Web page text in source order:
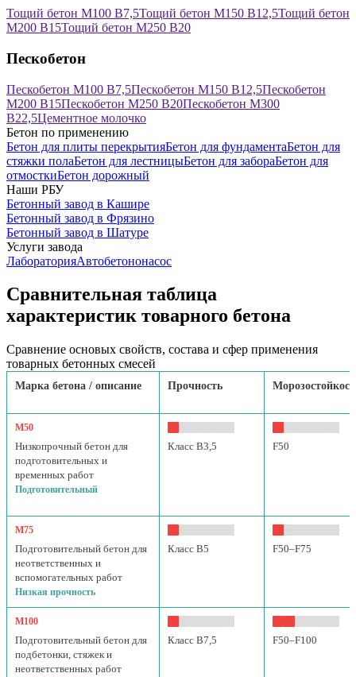
Тощий бетон М100 В7,5Тощий бетон М150 В12,5Тощий бетон
М200 В15Тощий бетон М250 В20
Пескобетон
Пескобетон М100 В7,5Пескобетон М150 В12,5Пескобетон
М200 В15Пескобетон М250 В20Пескобетон М300
В22,5Цементное молочко
Бетон по применению
Бетон для плиты перекрытияБетон для фундаментаБетон для
стяжки полаБетон для лестницыБетон для забораБетон для
отмосткиБетон дорожный
Наши РБУ
Бетонный завод в Кашире
Бетонный завод в Фрязино
Бетонный завод в Шатуре
Услуги завода
ЛабораторияАвтобетононасос
Сравнительная таблица
характеристик товарного бетона
Сравнение основых свойств, состава и сфер применения
товарных бетонных смесей
Марка бетона / описание Прочность
М50
Низкопрочный бетон для
подготовительных и
временных работ
Подготовительный
Класс B3,5 F50
М75
Подготовительный бетон для
неответственных и
вспомогательных работ
Низкая прочность
Класс B5 F50–F75
М100
Подготовительный бетон для
подбетонки, стяжек и
неответственных работ
Класс B7,5 F50–F100